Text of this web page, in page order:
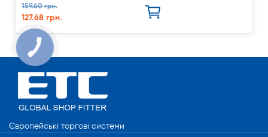
159.60 грн.
127.68 грн.
Європейські торгові системи